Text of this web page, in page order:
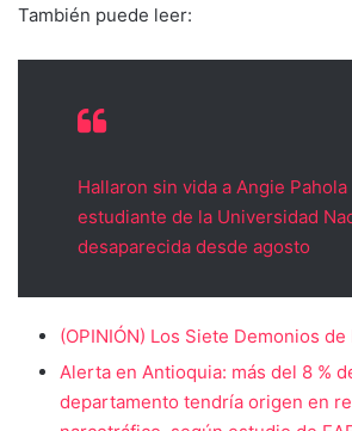
También puede leer:
Hallaron sin vida a Angie Pahola
estudiante de la Universidad
desaparecida desde agosto
(OPINIÓN) Los Siete Demonios
Alerta en Antioquia: más del 8 %
departamento tendría origen en